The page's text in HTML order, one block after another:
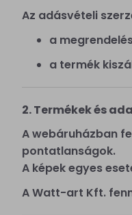
Az adásvételi
a
a termék
2. Termékek és
A webáruházban
pontatlanságok.
A képek egyes
A Watt-art Kft.